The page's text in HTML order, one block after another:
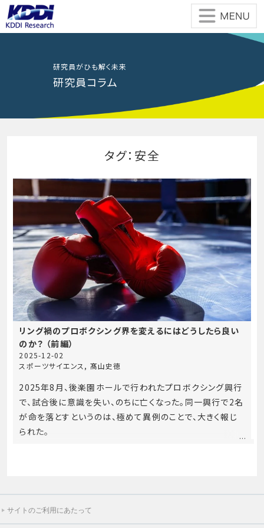
Skip
to
the
content
研究員がひも解く未来
研究員コラム
タグ：安全
リング禍のプロボクシング界を変えるにはどうしたら良い
のか？ （前編）
2025-12-02
スポーツサイエンス , 髙山史徳
2025年8月、後楽園ホールで行われたプロボクシング興行
で、試合後に意識を失い、のちに亡くなった。同一興行で2名
が命を落とすというのは、極めて異例のことで、大きく報じ
られた。
サイトのご利用にあたって